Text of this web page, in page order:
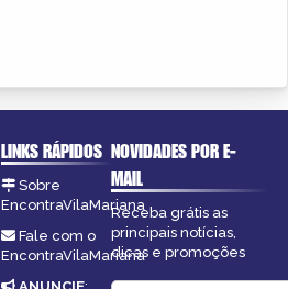
LINKS RÁPIDOS
Sobre
EncontraVilaMariana
Fale com o
EncontraVilaMariana
NOVIDADES POR E-
MAIL
Receba grátis as
principais notícias,
dicas e promoções